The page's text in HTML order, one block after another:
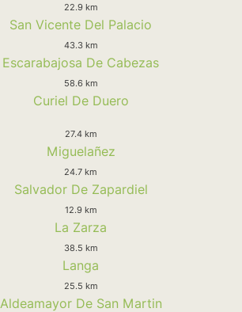
22.9 km
San Vicente Del Palacio
43.3 km
Escarabajosa De Cabezas
58.6 km
Curiel De Duero
27.4 km
Miguelañez
24.7 km
Salvador De Zapardiel
12.9 km
La Zarza
38.5 km
Langa
25.5 km
Aldeamayor De San Martin